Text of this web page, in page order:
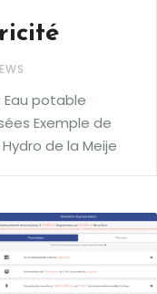
potable
Exemple de
de la Meije